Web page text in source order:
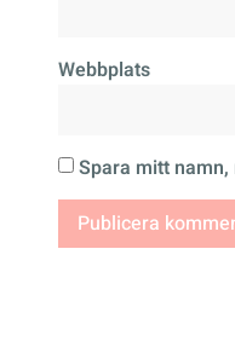
Webbplats
Spara mitt